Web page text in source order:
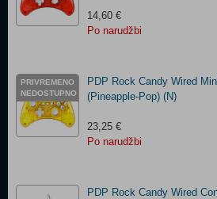
14,60 €
Po narudžbi
PRIVREMENO
NEDOSTUPNO
PDP Rock Candy Wired
(Pineapple-Pop) (N)
23,25 €
Po narudžbi
PDP Rock Candy Wired